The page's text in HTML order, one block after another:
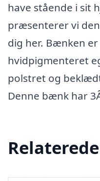
have stående i sit
præsenterer vi
dig her. Bænken
hvidpigmenteret
polstret og
Denne bænk har